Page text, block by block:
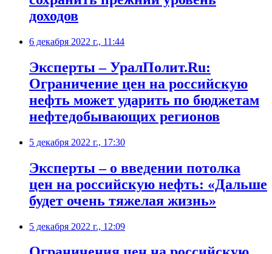
доходов
6 декабря 2022 г., 11:44
Эксперты – УралПолит.Ru:
Ограничение цен на российскую
нефть может ударить по бюджетам
нефтедобывающих регионов
5 декабря 2022 г., 17:30
Эксперты – о введении потолка
цен на российскую нефть: «Дальше
будет очень тяжелая жизнь»
5 декабря 2022 г., 12:09